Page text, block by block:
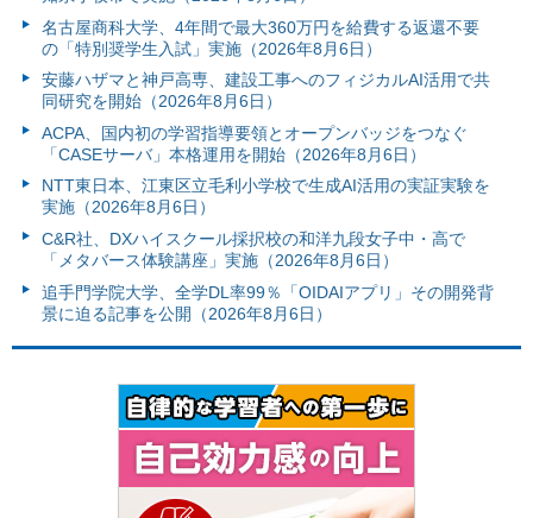
名古屋商科大学、4年間で最大360万円を給費する返還不要
の「特別奨学生入試」実施（2026年8月6日）
安藤ハザマと神戸高専、建設工事へのフィジカルAI活用で共
同研究を開始（2026年8月6日）
ACPA、国内初の学習指導要領とオープンバッジをつなぐ
「CASEサーバ」本格運用を開始（2026年8月6日）
NTT東日本、江東区立毛利小学校で生成AI活用の実証実験を
実施（2026年8月6日）
C&R社、DXハイスクール採択校の和洋九段女子中・高で
「メタバース体験講座」実施（2026年8月6日）
追手門学院大学、全学DL率99％「OIDAIアプリ」その開発背
景に迫る記事を公開（2026年8月6日）